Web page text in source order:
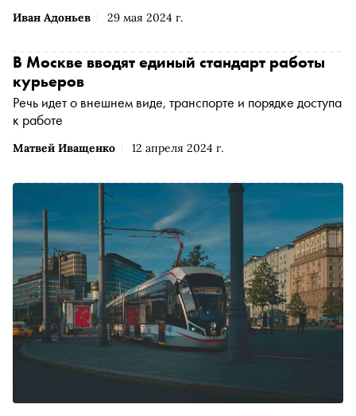
Иван Адоньев 29 мая 2024 г.
Матвей Иващенко 12 апреля 2024 г.
В Москве вводят единый стандарт работы
курьеров
Речь идет о внешнем виде, транспорте и порядке доступа
к работе